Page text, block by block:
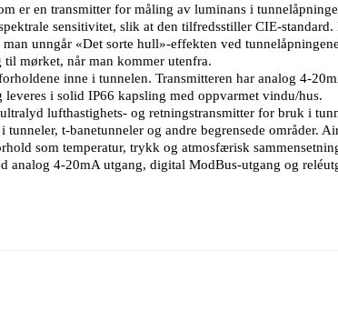
er en transmitter for måling av luminans i
sensitivitet, slik at den tilfredsstiller CIE-standard.
unngår «Det sorte hull»-effekten ved
mørket, når man kommer utenfra.
inne i tunnelen. Transmitteren har analog 4-
i solid IP66 kapsling med oppvarmet vindu/hus.
lufthastighets- og retningstransmitter for bruk i
t-banetunneler og andre begrensede områder.
som temperatur, trykk og atmosfærisk
analog 4-20mA utgang, digital ModBus-utgang og